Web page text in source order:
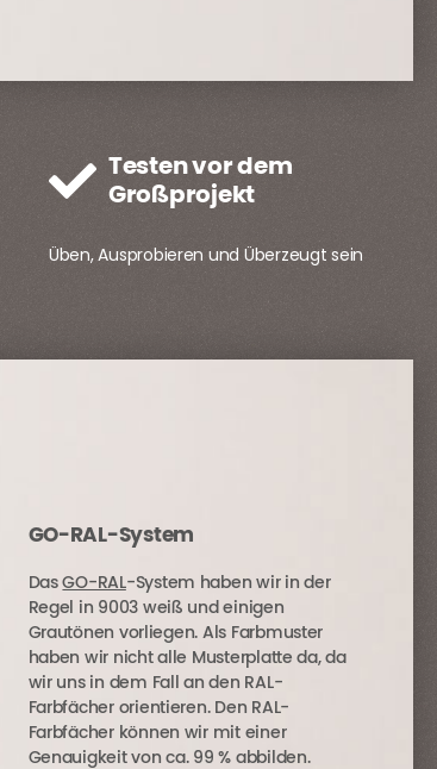
Testen vor dem
Großprojekt
Üben, Ausprobieren und Überzeugt sein
GO-RAL-System
DasGO-RAL-System haben wir in der
Regel in 9003 weiß und einigen
Grautönen vorliegen. Als Farbmuster
haben wir nicht alle Musterplatte da, da
wir uns in dem Fall an den RAL-
Farbfächer orientieren. Den RAL-
Farbfächer können wir mit einer
Genauigkeit von ca. 99 % abbilden.